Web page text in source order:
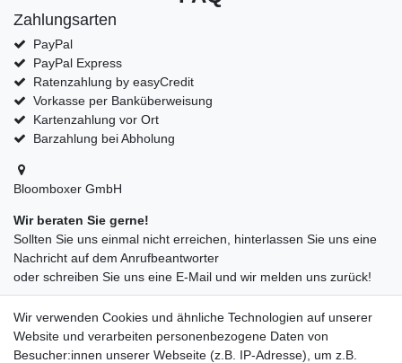
Zahlungsarten
PayPal
PayPal Express
Ratenzahlung by easyCredit
Vorkasse per Banküberweisung
Kartenzahlung vor Ort
Barzahlung bei Abholung
Bloomboxer GmbH
Wir beraten Sie gerne!
Sollten Sie uns einmal nicht erreichen, hinterlassen Sie uns eine
Nachricht auf dem Anrufbeantworter
oder schreiben Sie uns eine E-Mail und wir melden uns zurück!
Montag bis Freitag 08:30-13:00 Uhr.
Wir verwenden Cookies und ähnliche Technologien auf unserer
Website und verarbeiten personenbezogene Daten von
Besucher:innen unserer Webseite (z.B. IP-Adresse), um z.B.